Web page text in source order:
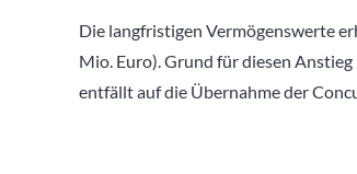
Die langfristigen Vermögenswerte
Mio. Euro). Grund für diesen
entfällt auf die Übernahme der